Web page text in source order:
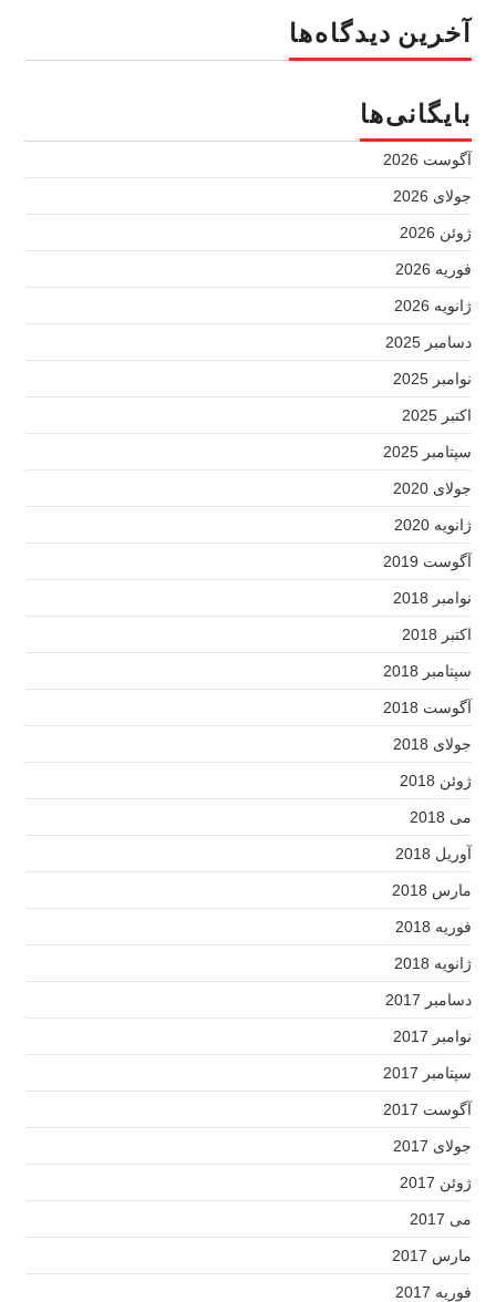
آخرین دیدگاه‌ها
بایگانی‌ها
آگوست 2026
جولای 2026
ژوئن 2026
فوریه 2026
ژانویه 2026
دسامبر 2025
نوامبر 2025
اکتبر 2025
سپتامبر 2025
جولای 2020
ژانویه 2020
آگوست 2019
نوامبر 2018
اکتبر 2018
سپتامبر 2018
آگوست 2018
جولای 2018
ژوئن 2018
می 2018
آوریل 2018
مارس 2018
فوریه 2018
ژانویه 2018
دسامبر 2017
نوامبر 2017
سپتامبر 2017
آگوست 2017
جولای 2017
ژوئن 2017
می 2017
مارس 2017
فوریه 2017